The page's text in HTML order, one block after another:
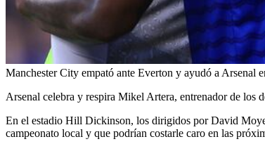
Manchester City empató ante Everton y ayudó a Arsenal
Arsenal celebra y respira Mikel Artera, entrenador de los
En el estadio Hill Dickinson, los dirigidos por David
campeonato local y que podrían costarle caro en las